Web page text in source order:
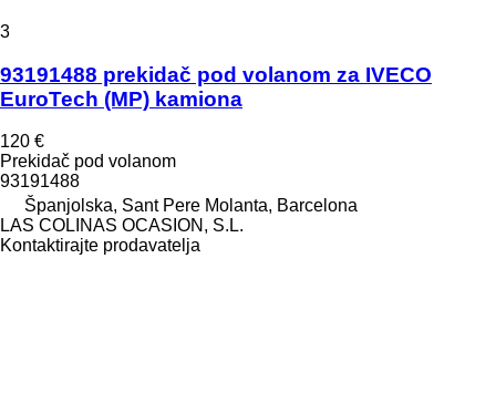
3
93191488 prekidač pod volanom za IVECO
EuroTech (MP) kamiona
120 €
Prekidač pod volanom
93191488
Španjolska, Sant Pere Molanta, Barcelona
LAS COLINAS OCASION, S.L.
Kontaktirajte prodavatelja